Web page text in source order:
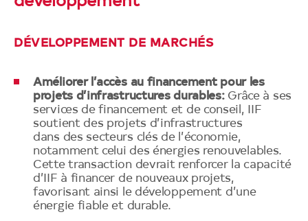
DÉVELOPPEMENT DE MARCHÉS
Améliorer l’accès au financement pour les
projets d’infrastructures durables: Grâce à ses
services de financement et de conseil, IIF
soutient des projets d’infrastructures
dans des secteurs clés de l’économie,
notamment celui des énergies renouvelables.
Cette transaction devrait renforcer la capacité
d’IIF à financer de nouveaux projets,
favorisant ainsi le développement d’une
énergie fiable et durable.